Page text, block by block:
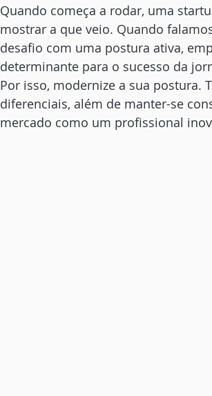
Quando começa a rodar, uma
mostrar a que veio. Quando
desafio com uma postura ativa,
determinante para o sucesso da
Por isso, modernize a sua postura.
diferenciais, além de manter-se
mercado como um profissional